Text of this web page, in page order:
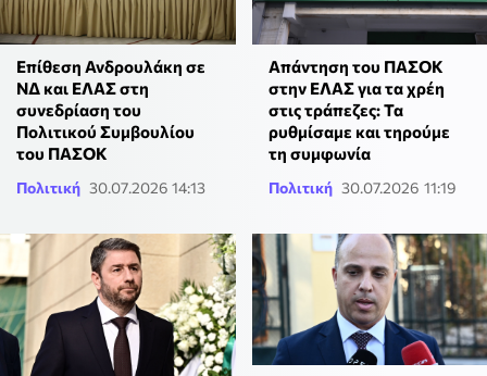
Επίθεση Ανδρουλάκη σε
ΝΔ και ΕΛΑΣ στη
συνεδρίαση του
Πολιτικού Συμβουλίου
του ΠΑΣΟΚ
Πολιτική 30.07.2026 14:13
Απάντηση του ΠΑΣΟΚ
στην ΕΛΑΣ για τα χρέη
στις τράπεζες: Τα
ρυθμίσαμε και τηρούμε
τη συμφωνία
Πολιτική 30.07.2026 11:19